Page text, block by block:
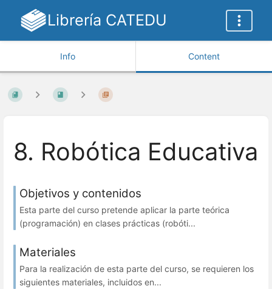
Librería CATEDU
Info Content
8. Robótica Educativa
Objetivos y contenidos
Esta parte del curso pretende aplicar la parte teórica
(programación) en clases prácticas (robóti...
Materiales
Para la realización de esta parte del curso, se requieren los
siguientes materiales, incluidos en...